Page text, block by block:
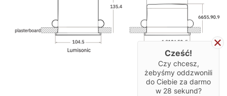
Cześć!
Czy chcesz,
żebyśmy oddzwonili
do Ciebie za darmo
w 28 sekund?